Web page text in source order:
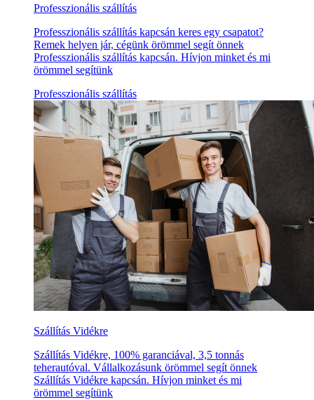
Professzionális szállítás
Professzionális szállítás kapcsán keres egy csapatot?
Remek helyen jár, cégünk örömmel segít önnek
Professzionális szállítás kapcsán. Hívjon minket és mi
örömmel segítünk
Professzionális szállítás
Szállítás Vidékre
Szállítás Vidékre, 100% garanciával, 3,5 tonnás
teherautóval. Vállalkozásunk örömmel segít önnek
Szállítás Vidékre kapcsán. Hívjon minket és mi
örömmel segítünk